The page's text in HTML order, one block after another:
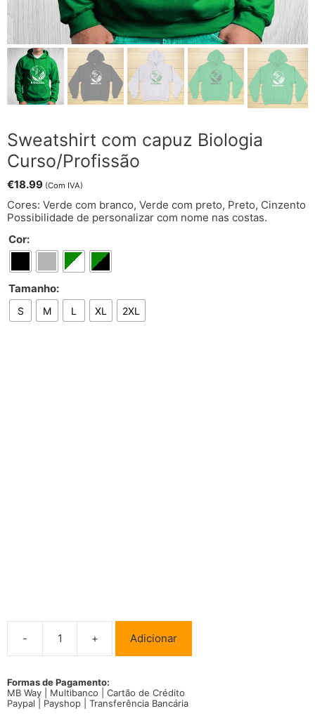
Sweatshirt com capuz Biologia
Curso/Profissão
€18.99 (Com IVA)
Cores: Verde com branco, Verde com preto, Preto, Cinzento
Possibilidade de personalizar com nome nas costas.
Cor:
Tamanho:
S M L XL 2XL
-
Quantidade
de
capuz
Biologia
+ Adicionar
Formas de Pagamento:
MB Way | Multibanco | Cartão de Crédito
Paypal | Payshop | Transferência Bancária